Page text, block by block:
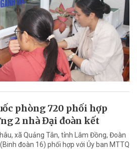
phòng 720 phối hợp
2 nhà Đại đoàn kết
xã Quảng Tân, tỉnh Lâm Đồng, Đoàn
đoàn 16) phối hợp với Ủy ban MTTQ